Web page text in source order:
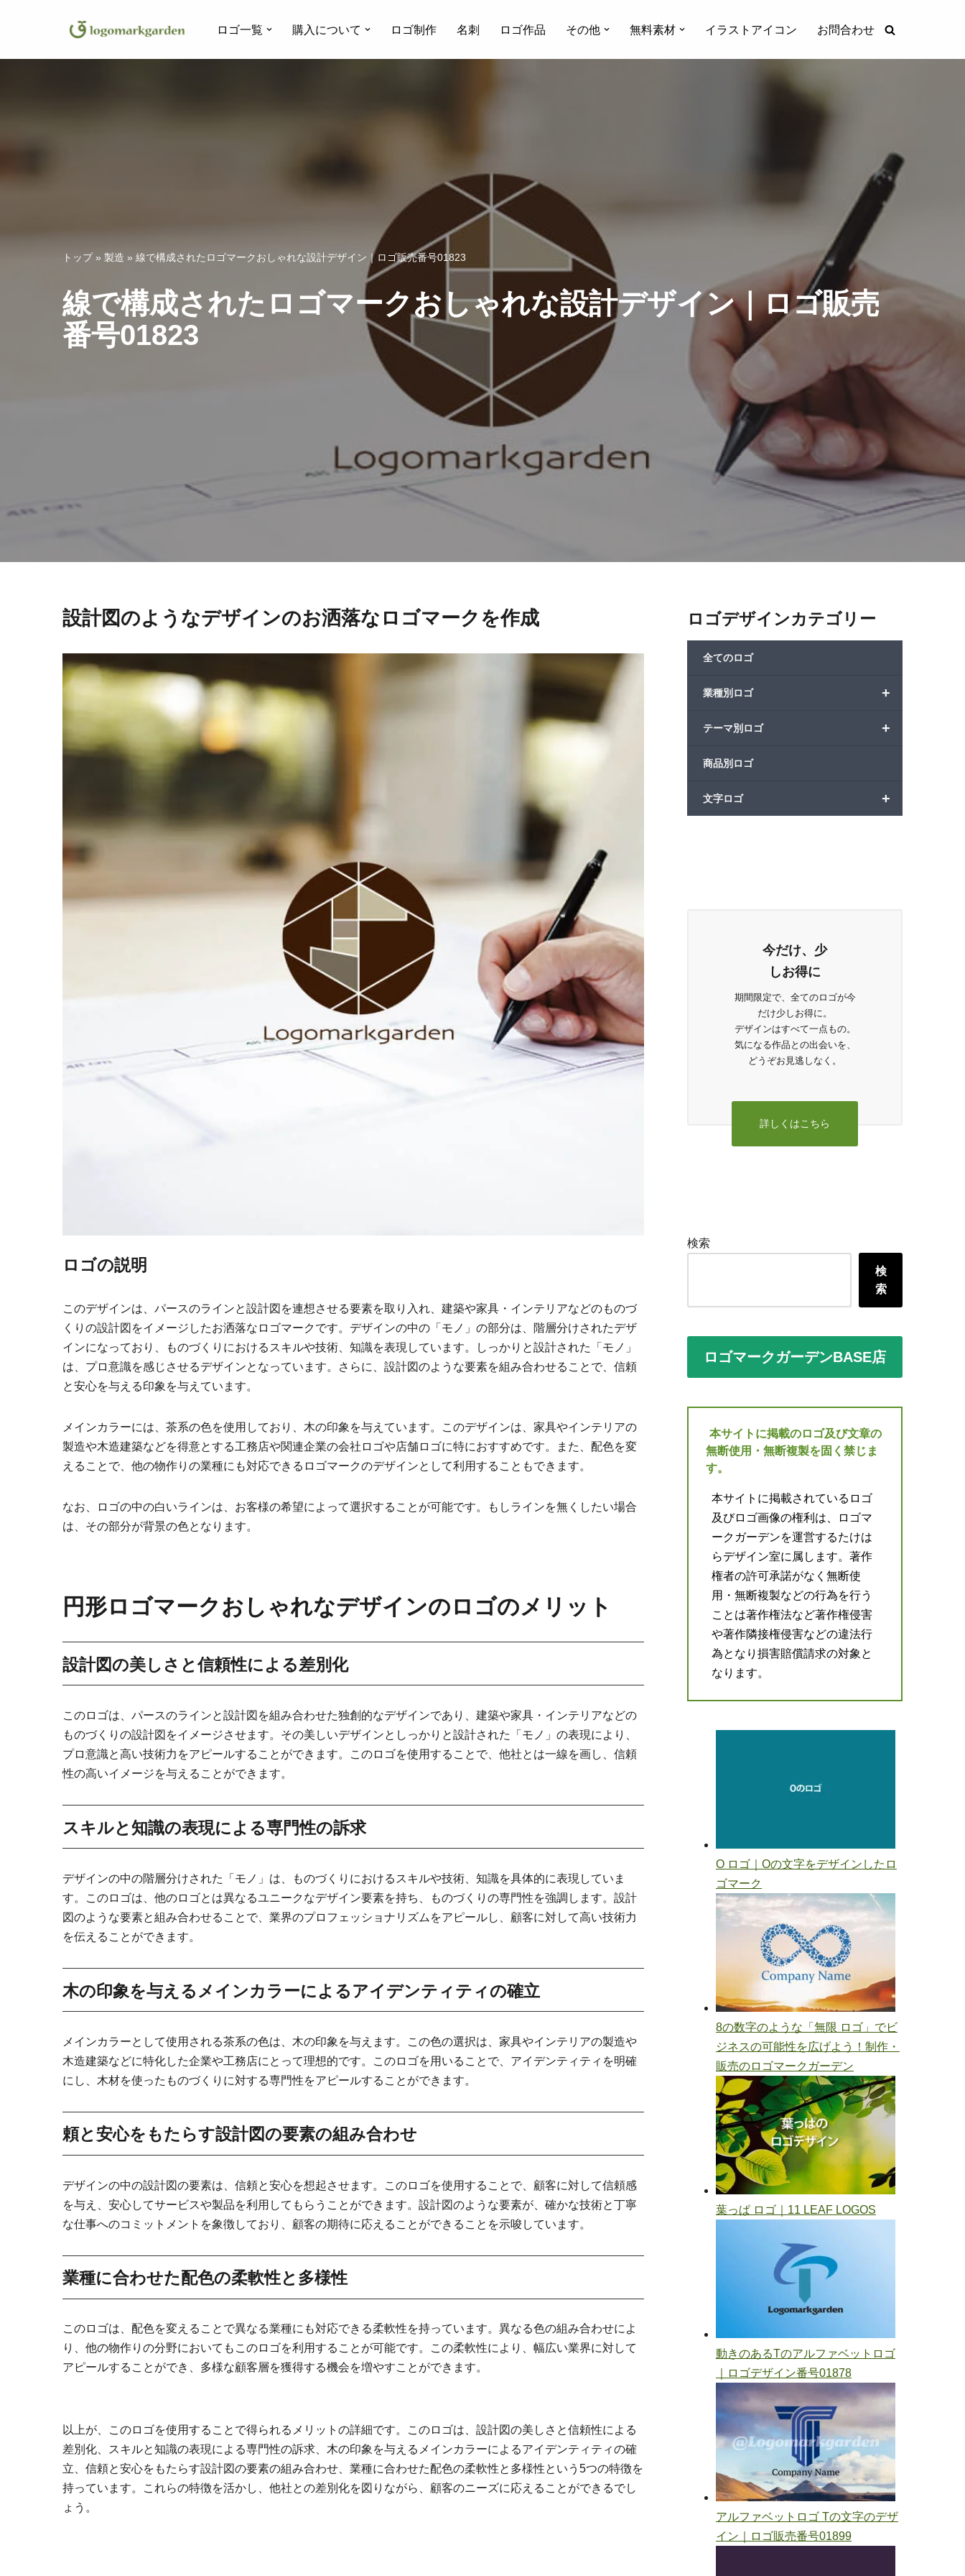
ン
ロゴ一覧 購入について ロゴ制作 名刺 ロゴ作品 その他 無料素材 イラストアイコン お問合わせ
トップ» 製造 » 線で構成されたロゴマークおしゃれな設計デザイン｜ロゴ販売番号01823
線で構成されたロゴマークおしゃれな設計デザイン｜ロゴ販売
番号01823
設計図のようなデザインのお洒落なロゴマークを作成
ロゴの説明
このデザインは、パースのラインと設計図を連想させる要素を取り入れ、建築や家具・インテリアなどのものづ
くりの設計図をイメージしたお洒落なロゴマークです。デザインの中の「モノ」の部分は、階層分けされたデザ
インになっており、ものづくりにおけるスキルや技術、知識を表現しています。しっかりと設計された「モノ」
は、プロ意識を感じさせるデザインとなっています。さらに、設計図のような要素を組み合わせることで、信頼
と安心を与える印象を与えています。
メインカラーには、茶系の色を使用しており、木の印象を与えています。このデザインは、家具やインテリアの
製造や木造建築などを得意とする工務店や関連企業の会社ロゴや店舗ロゴに特におすすめです。また、配色を変
えることで、他の物作りの業種にも対応できるロゴマークのデザインとして利用することもできます。
なお、ロゴの中の白いラインは、お客様の希望によって選択することが可能です。もしラインを無くしたい場合
は、その部分が背景の色となります。
円形ロゴマークおしゃれなデザインのロゴのメリット
設計図の美しさと信頼性による差別化
このロゴは、パースのラインと設計図を組み合わせた独創的なデザインであり、建築や家具・インテリアなどの
ものづくりの設計図をイメージさせます。その美しいデザインとしっかりと設計された「モノ」の表現により、
プロ意識と高い技術力をアピールすることができます。このロゴを使用することで、他社とは一線を画し、信頼
性の高いイメージを与えることができます。
スキルと知識の表現による専門性の訴求
デザインの中の階層分けされた「モノ」は、ものづくりにおけるスキルや技術、知識を具体的に表現していま
す。このロゴは、他のロゴとは異なるユニークなデザイン要素を持ち、ものづくりの専門性を強調します。設計
図のような要素と組み合わせることで、業界のプロフェッショナリズムをアピールし、顧客に対して高い技術力
を伝えることができます。
木の印象を与えるメインカラーによるアイデンティティの確立
メインカラーとして使用される茶系の色は、木の印象を与えます。この色の選択は、家具やインテリアの製造や
木造建築などに特化した企業や工務店にとって理想的です。このロゴを用いることで、アイデンティティを明確
にし、木材を使ったものづくりに対する専門性をアピールすることができます。
頼と安心をもたらす設計図の要素の組み合わせ
デザインの中の設計図の要素は、信頼と安心を想起させます。このロゴを使用することで、顧客に対して信頼感
を与え、安心してサービスや製品を利用してもらうことができます。設計図のような要素が、確かな技術と丁寧
な仕事へのコミットメントを象徴しており、顧客の期待に応えることができることを示唆しています。
業種に合わせた配色の柔軟性と多様性
このロゴは、配色を変えることで異なる業種にも対応できる柔軟性を持っています。異なる色の組み合わせによ
り、他の物作りの分野においてもこのロゴを利用することが可能です。この柔軟性により、幅広い業界に対して
アピールすることができ、多様な顧客層を獲得する機会を増やすことができます。
以上が、このロゴを使用することで得られるメリットの詳細です。このロゴは、設計図の美しさと信頼性による
差別化、スキルと知識の表現による専門性の訴求、木の印象を与えるメインカラーによるアイデンティティの確
立、信頼と安心をもたらす設計図の要素の組み合わせ、業種に合わせた配色の柔軟性と多様性という5つの特徴を
持っています。これらの特徴を活かし、他社との差別化を図りながら、顧客のニーズに応えることができるでし
ょう。
ロゴデザインカテゴリー
全てのロゴ
+
業種別ロゴ
+
テーマ別ロゴ
商品別ロゴ
+
文字ロゴ
今だけ、少
しお得に
期間限定で、全てのロゴが今
だけ少しお得に。
デザインはすべて一点もの。
気になる作品との出会いを、
どうぞお見逃しなく。
詳しくはこちら
検索
検
索
ロゴマークガーデンBASE店
本サイトに掲載のロゴ及び文章の
無断使用・無断複製を固く禁じま
す。
本サイトに掲載されているロゴ
及びロゴ画像の権利は、ロゴマ
ークガーデンを運営するたけは
らデザイン室に属します。著作
権者の許可承諾がなく無断使
用・無断複製などの行為を行う
ことは著作権法など著作権侵害
や著作隣接権侵害などの違法行
為となり損害賠償請求の対象と
なります。